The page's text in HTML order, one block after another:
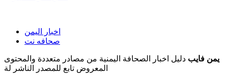
اخبار اليمن
صحافه نت
يمن فايب دليل اخبار الصحافة اليمنية من مصادر متعددة والمحتوى
المعروض تابع للمصدر الناشر لة